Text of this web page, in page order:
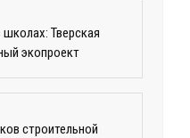
Тверская
экопроект
строительной